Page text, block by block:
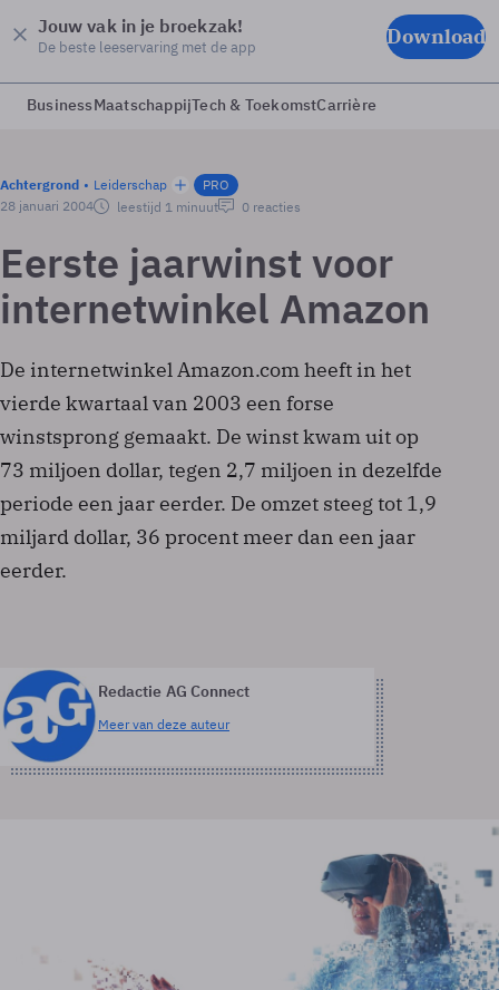
Jouw vak in je broekzak!
De beste leeservaring met de app Download
BusinessMaatschappijTech & ToekomstCarrière
Achtergrond Leiderschap
PRO
28 januari 2004
leestijd 1 minuut 0 reacties
Eerste jaarwinst voor
internetwinkel Amazon
De internetwinkel Amazon.com heeft in het
vierde kwartaal van 2003 een forse
winstsprong gemaakt. De winst kwam uit op
73 miljoen dollar, tegen 2,7 miljoen in dezelfde
periode een jaar eerder. De omzet steeg tot 1,9
miljard dollar, 36 procent meer dan een jaar
eerder.
Redactie AG Connect
Meer van deze auteur